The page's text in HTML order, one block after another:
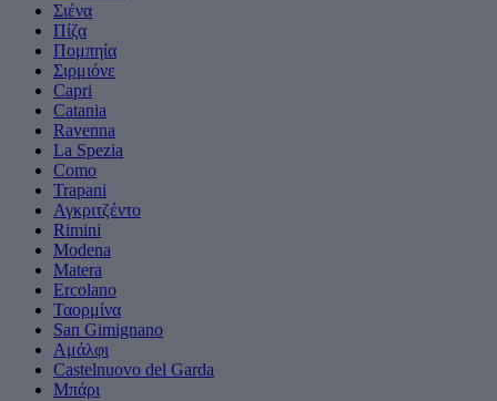
Σιένα
Πίζα
Πομπηία
Σιρμιόνε
Capri
Catania
Ravenna
La Spezia
Como
Trapani
Αγκριτζέντο
Rimini
Modena
Matera
Ercolano
Ταορμίνα
San Gimignano
Αμάλφι
Castelnuovo del Garda
Μπάρι